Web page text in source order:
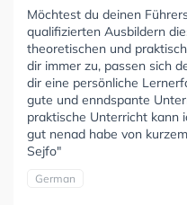
Möchtest du deinen
qualifizierten Ausbildern
theoretischen und
dir immer zu, passen sich
dir eine persönliche
gute und enndspante
praktische Unterricht kann
gut nenad habe von
Sejfo"
German